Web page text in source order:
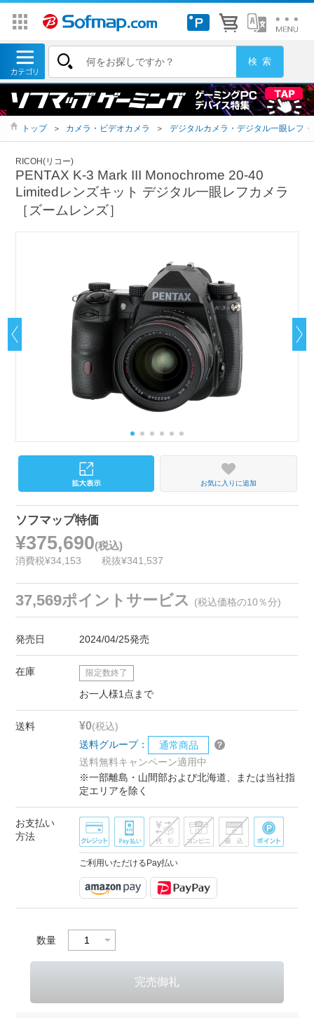
トップ ＞ カメラ・ビデオカメラ ＞ デジタルカメラ・デジタル一眼レフ
RICOH(リコー)
PENTAX K-3 Mark III Monochrome 20-40
Limitedレンズキット デジタル一眼レフカメラ
［ズームレンズ］
お気に入りに追加
ソフマップ特価
¥375,690(税込)
消費税¥34,153 税抜¥341,537
37,569ポイントサービス (税込価格の10％分)
発売日 2024/04/25発売
在庫 限定数終了
お一人様1点まで
送料 ¥0(税込)
送料グループ：
通常商品
送料無料キャンペーン適用中
※一部離島・山間部および北海道、または当社指
定エリアを除く
お支払い
方法
ご利用いただけるPay払い
数量